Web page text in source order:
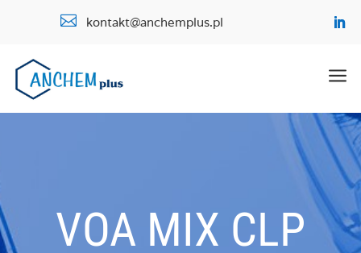
 kontakt@anchemplus.pl
a
VOA MIX CLP